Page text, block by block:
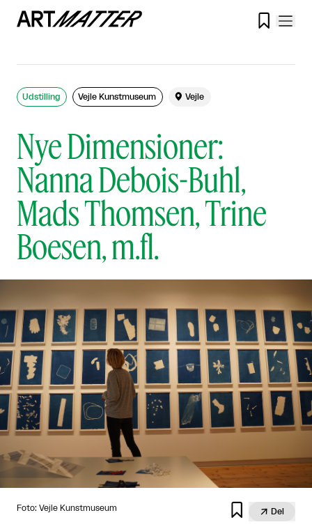

Nye Dimensioner:
Nanna Debois-Buhl,
Mads Thomsen, Trine
Boesen, m.fl.
Udstilling Vejle Kunstmuseum  Vejle
Foto: Vejle Kunstmuseum   Del